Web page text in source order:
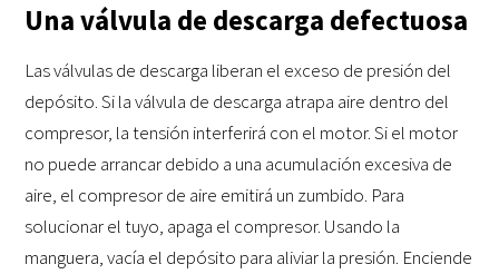
Una válvula de descarga defectuosa
Las válvulas de descarga liberan el exceso de presión del
depósito. Si la válvula de descarga atrapa aire dentro del
compresor, la tensión interferirá con el motor. Si el motor
no puede arrancar debido a una acumulación excesiva de
aire, el compresor de aire emitirá un zumbido. Para
solucionar el tuyo, apaga el compresor. Usando la
manguera, vacía el depósito para aliviar la presión. Enciende